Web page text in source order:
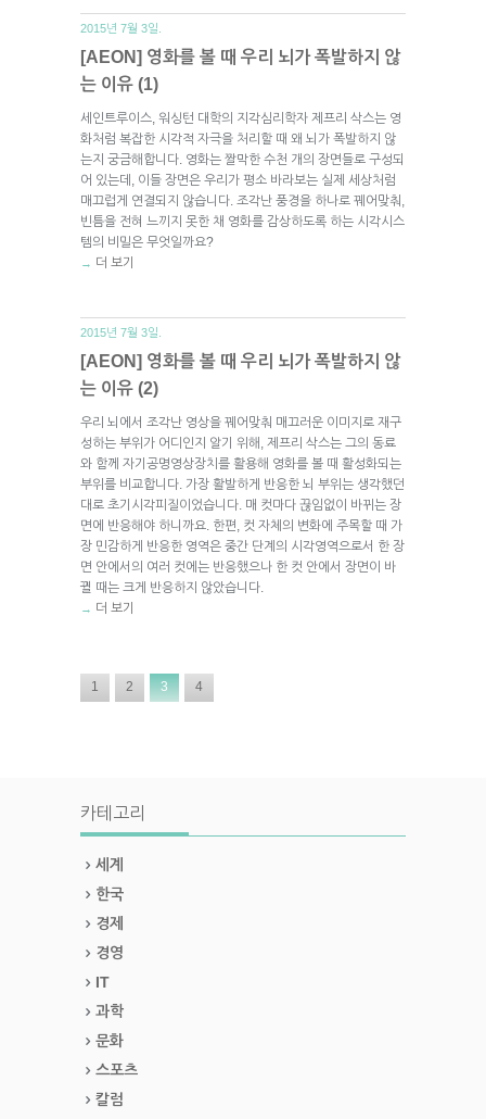
2015년 7월 3일.
[AEON] 영화를 볼 때 우리 뇌가 폭발하지 않
는 이유 (1)
세인트루이스, 워싱턴 대학의 지각심리학자 제프리 삭스는 영
화처럼 복잡한 시각적 자극을 처리할 때 왜 뇌가 폭발하지 않
는지 궁금해합니다. 영화는 짤막한 수천 개의 장면들로 구성되
어 있는데, 이들 장면은 우리가 평소 바라보는 실제 세상처럼
매끄럽게 연결되지 않습니다. 조각난 풍경을 하나로 꿰어맞춰,
빈틈을 전혀 느끼지 못한 채 영화를 감상하도록 하는 시각시스
템의 비밀은 무엇일까요?
→ 더 보기
2015년 7월 3일.
[AEON] 영화를 볼 때 우리 뇌가 폭발하지 않
는 이유 (2)
우리 뇌에서 조각난 영상을 꿰어맞춰 매끄러운 이미지로 재구
성하는 부위가 어디인지 알기 위해, 제프리 삭스는 그의 동료
와 함께 자기공명영상장치를 활용해 영화를 볼 때 활성화되는
부위를 비교합니다. 가장 활발하게 반응한 뇌 부위는 생각했던
대로 초기시각피질이었습니다. 매 컷마다 끊임없이 바뀌는 장
면에 반응해야 하니까요. 한편, 컷 자체의 변화에 주목할 때 가
장 민감하게 반응한 영역은 중간 단계의 시각영역으로서 한 장
면 안에서의 여러 컷에는 반응했으나 한 컷 안에서 장면이 바
뀔 때는 크게 반응하지 않았습니다.
→ 더 보기
1 2 3 4
카테고리
세계
한국
경제
경영
IT
과학
문화
스포츠
칼럼